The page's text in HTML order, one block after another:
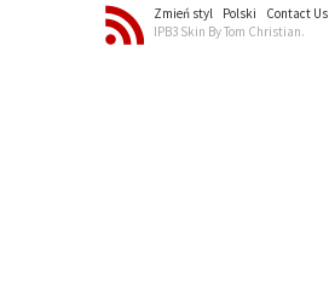
Zmień styl Polski Contact Us
IPB3 Skin By Tom Christian.